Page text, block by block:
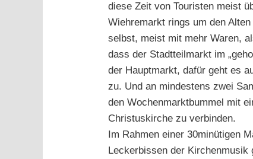
diese Zeit von Touristen meist
Wiehremarkt rings um den
selbst, meist mit mehr Waren,
dass der Stadtteilmarkt im
der Hauptmarkt, dafür geht es
zu. Und an mindestens zwei
den Wochenmarktbummel mit
Christuskirche zu verbinden.
Im Rahmen einer 30minütigen
Leckerbissen der